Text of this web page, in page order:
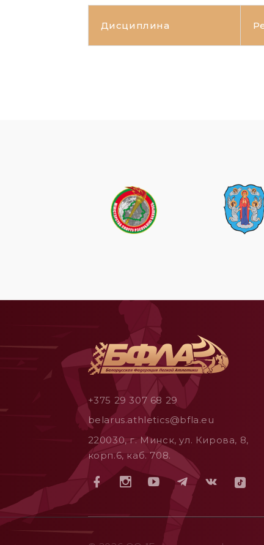
Дисциплина
+375 29 307 68 29
belarus.athletics@bfla.eu
220030, г. Минск, ул. Кирова, 8,
корп.6, каб. 708.